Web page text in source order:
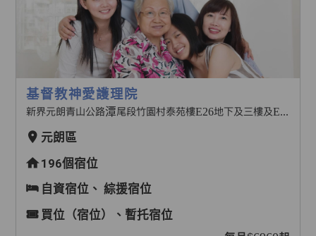
基督教神愛護理院
元朗區
196個宿位
自資宿位、綜援宿位
買位（宿位）、暫托宿位